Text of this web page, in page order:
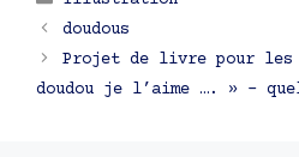
Navigation
des
doudous
Projet de livre pour
doudou je l’aime …. » –